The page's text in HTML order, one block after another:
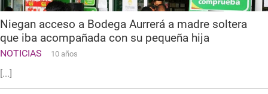
Niegan acceso a Bodega Aurrerá a madre soltera
que iba acompañada con su pequeña hija
NOTICIAS 10 años
[...]